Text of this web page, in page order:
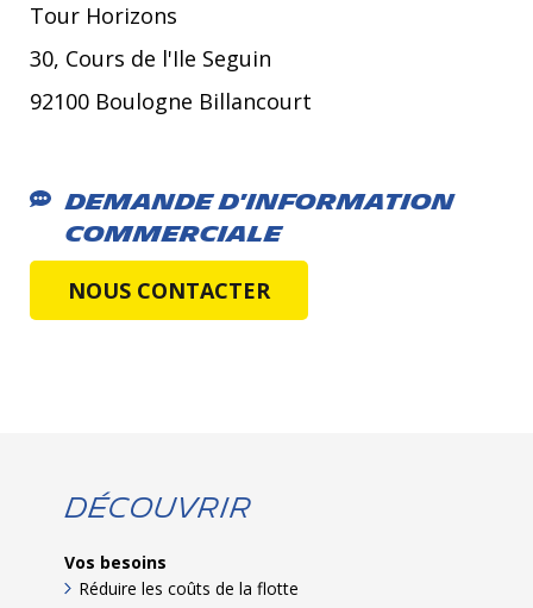
Tour Horizons
30, Cours de l'Ile Seguin
92100 Boulogne Billancourt
Demande d'information
commerciale
NOUS CONTACTER
Découvrir
Vos besoins
Réduire les coûts de la flotte